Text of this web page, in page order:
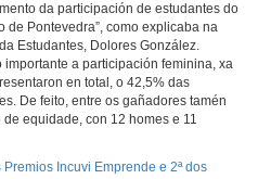
da participación de estudantes do
de Pontevedra”, como explicaba na
Estudantes, Dolores González.
importante a participación feminina, xa
en total, o 42,5% das
De feito, entre os gañadores tamén
equidade, con 12 homes e 11
Incuvi Emprende e 2ª dos